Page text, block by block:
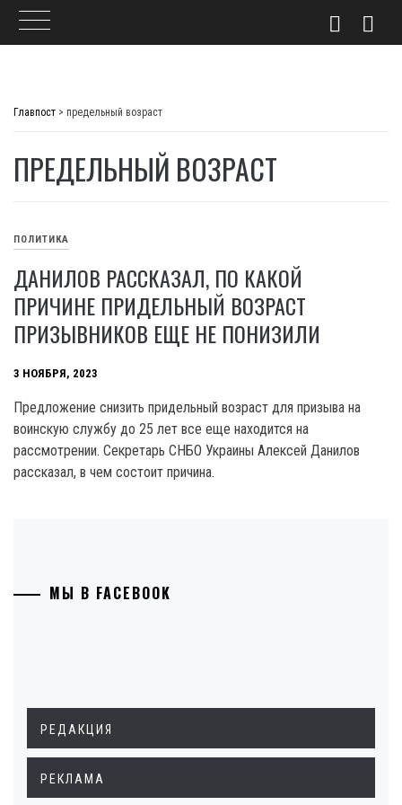
Главпост > предельный возраст
ПРЕДЕЛЬНЫЙ ВОЗРАСТ
ПОЛИТИКА
ДАНИЛОВ РАССКАЗАЛ, ПО КАКОЙ
ПРИЧИНЕ ПРИДЕЛЬНЫЙ ВОЗРАСТ
ПРИЗЫВНИКОВ ЕЩЕ НЕ ПОНИЗИЛИ
3 НОЯБРЯ, 2023
Предложение снизить придельный возраст для призыва на
воинскую службу до 25 лет все еще находится на
рассмотрении. Секретарь СНБО Украины Алексей Данилов
рассказал, в чем состоит причина.
МЫ В FACEBOOK
РЕДАКЦИЯ
РЕКЛАМА